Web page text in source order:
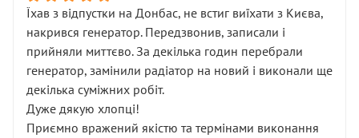
Їхав з відпустки на Донбас, не встиг виїхати з Києва,
накрився генератор. Передзвонив, записали і
прийняли миттєво. За декілька годин перебрали
генератор, замінили радіатор на новий і виконали ще
декілька суміжних робіт.
Дуже дякую хлопці!
Приємно вражений якістю та термінами виконання